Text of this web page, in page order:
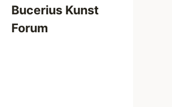
Bucerius Kunst
Forum